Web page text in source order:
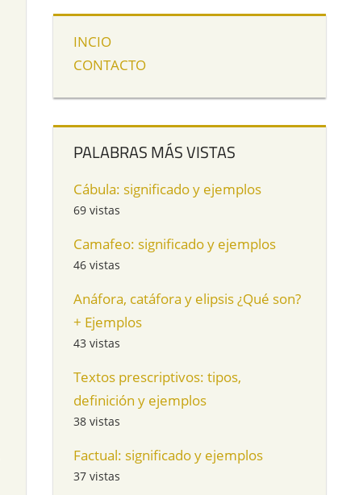
INCIO
CONTACTO
PALABRAS MÁS VISTAS
Cábula: significado y ejemplos
69 vistas
Camafeo: significado y ejemplos
46 vistas
Anáfora, catáfora y elipsis ¿Qué son?
+ Ejemplos
43 vistas
Textos prescriptivos: tipos,
definición y ejemplos
38 vistas
Factual: significado y ejemplos
37 vistas